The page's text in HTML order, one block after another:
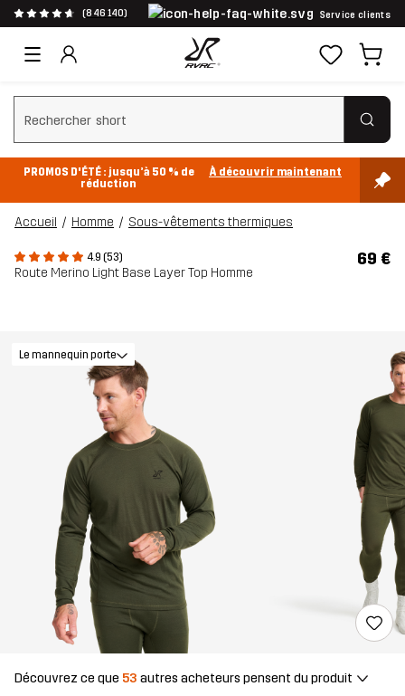
(846 140) Service clients
Effacer la recherche
PROMOS D'ÉTÉ : jusqu’à 50 % de
réduction
À découvrir maintenant
Accueil Homme Sous-vêtements thermiques
4.9 (53)
Route Merino Light Base Layer Top Homme
69 €
Le mannequin porte
Découvrez ce que 53 autres acheteurs pensent du produit